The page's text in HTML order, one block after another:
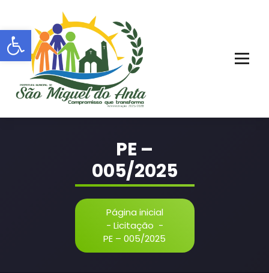
Barra de Ferramentas Aberta
o
conteúdo
PE –
005/2025
Página inicial
- Licitação -
PE – 005/2025